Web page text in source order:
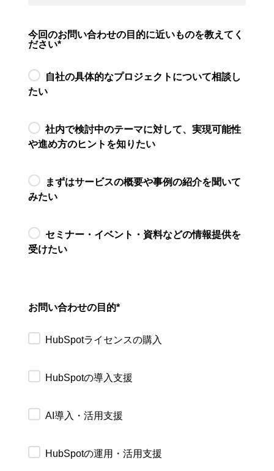
今回のお問い合わせの目的に近いものを教えてく
ださい*
自社の具体的なプロジェクトについて相談し
たい
社内で検討中のテーマに対して、実現可能性
や進め方のヒントを知りたい
まずはサービスの概要や事例の紹介を聞いて
みたい
セミナー・イベント・資料などの情報提供を
受けたい
お問い合わせの目的*
HubSpotライセンスの購入
HubSpotの導入支援
AI導入・活用支援
HubSpotの運用・活用支援